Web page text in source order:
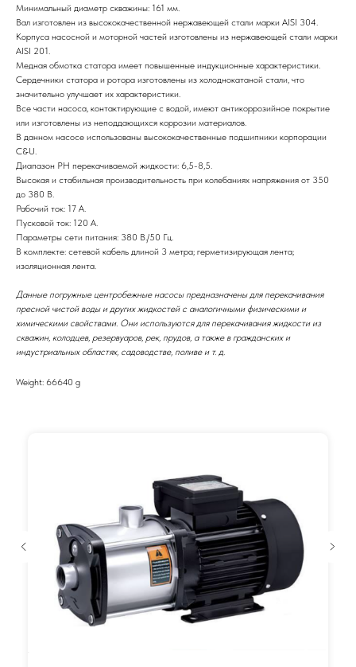
Минимальный диаметр скважины: 161 мм.
Вал изготовлен из высококачественной нержавеющей стали марки AISI 304.
Корпуса насосной и моторной частей изготовлены из нержавеющей стали марки
AISI 201.
Медная обмотка статора имеет повышенные индукционные характеристики.
Сердечники статора и ротора изготовлены из холоднокатаной стали, что
значительно улучшает их характеристики.
Все части насоса, контактирующие с водой, имеют антикоррозийное покрытие
или изготовлены из неподдающихся коррозии материалов.
В данном насосе использованы высококачественные подшипники корпорации
C&U.
Диапазон РН перекачиваемой жидкости: 6,5-8,5.
Высокая и стабильная производительность при колебаниях напряжения от 350
до 380 В.
Рабочий ток: 17 А.
Пусковой ток: 120 А.
Параметры сети питания: 380 В./50 Гц.
В комплекте: сетевой кабель длиной 3 метра; герметизирующая лента;
изоляционная лента.
Данные погружные центробежные насосы предназначены для перекачивания
пресной чистой воды и других жидкостей с аналогичными физическими и
химическими свойствами. Они используются для перекачивания жидкости из
скважин, колодцев, резервуаров, рек, прудов, а также в гражданских и
индустриальных областях, садоводстве, поливе и т. д.
Weight: 66640 g